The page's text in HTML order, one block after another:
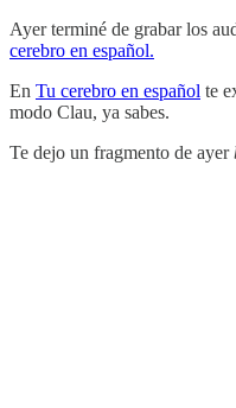
Ayer terminé de grabar los
cerebro en español.
En Tu cerebro en español te
modo Clau, ya sabes.
Te dejo un fragmento de ayer